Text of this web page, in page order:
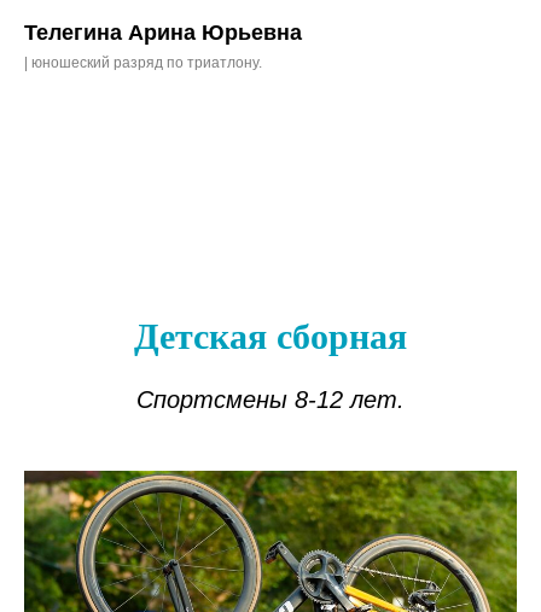
Телегина Арина Юрьевна
| юношеский разряд по триатлону.
Детская сборная
Спортсмены 8-12 лет.